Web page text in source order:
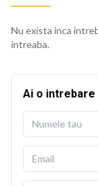
Nu exista inca
intreaba.
Ai o